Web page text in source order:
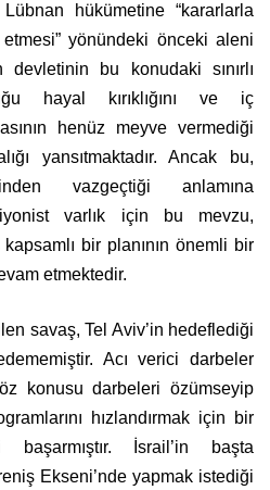
Lübnan hükümetine “kararlarla
yönündeki önceki aleni
devletinin bu konudaki sınırlı
hayal kırıklığını ve iç
henüz meyve vermediği
yansıtmaktadır. Ancak bu,
vazgeçtiği anlamına
varlık için bu mevzu,
bir planının önemli bir
etmektedir.
savaş, Tel Aviv’in hedeflediği
Acı verici darbeler
konusu darbeleri özümseyip
hızlandırmak için bir
başarmıştır. İsrail’in başta
Ekseni’nde yapmak istediği